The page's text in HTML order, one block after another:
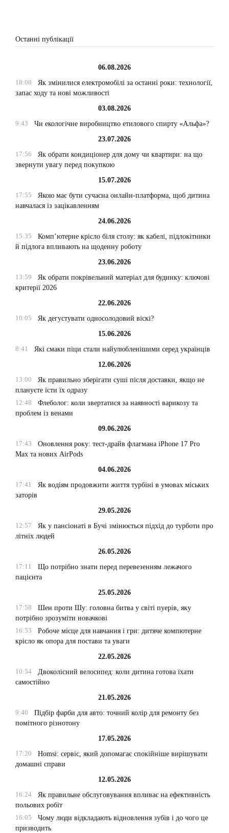
Останні публікації
06.08.2026
18:08
Як змінилися електромобілі за останні роки: технології,
запас ходу та нові можливості
03.08.2026
9:43
Чи екологічне виробництво етилового спирту «Альфа»?
23.07.2026
17:56
Як обрати кондиціонер для дому чи квартири: на що
звернути увагу перед покупкою
15.07.2026
17:55
Якою має бути сучасна онлайн-платформа, щоб дитина
навчалася із зацікавленням
24.06.2026
15:35
Комп’ютерне крісло біля столу: як кабелі, підлокітники
й підлога впливають на щоденну роботу
23.06.2026
13:59
Як обрати покрівельний матеріал для будинку: ключові
критерії 2026
22.06.2026
10:05
Як дегустувати односолодовий віскі?
15.06.2026
8:41
Які смаки піци стали найулюбленішими серед українців
12.06.2026
13:00
Як правильно зберігати суші після доставки, якщо не
плануєте їсти їх одразу
12:48
Флеболог: коли звертатися за наявності варикозу та
проблем із венами
09.06.2026
17:43
Оновлення року: тест-драйв флагмана iPhone 17 Pro
Max та нових AirPods
04.06.2026
17:41
Як водіям продовжити життя турбіні в умовах міських
заторів
29.05.2026
12:57
Як у пансіонаті в Бучі змінюється підхід до турботи про
літніх людей
26.05.2026
17:11
Що потрібно знати перед перевезенням лежачого
пацієнта
25.05.2026
17:58
Шен проти Шу: головна битва у світі пуерів, яку
потрібно зрозуміти новачкові
16:53
Робоче місце для навчання і гри: дитяче компютерне
крісло як опора для постави та уваги
22.05.2026
10:54
Двоколісний велосипед: коли дитина готова їхати
самостійно
21.05.2026
9:40
Підбір фарби для авто: точний колір для ремонту без
помітного різнотону
17.05.2026
17:20
Homsi: сервіс, який допомагає спокійніше вирішувати
домашні справи
12.05.2026
16:24
Як правильне обслуговування впливає на ефективність
польових робіт
16:05
Чому люди відкладають відновлення зубів і до чого це
призводить